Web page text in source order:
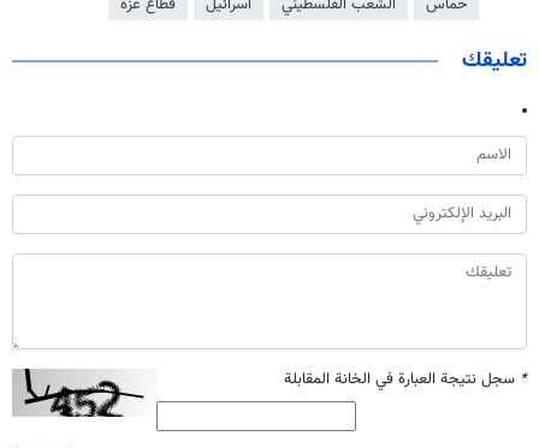
حماس الشعب الفلسطيني اسرائيل قطاع غزة
تعليقك
* سجل نتيجة العبارة في الخانة المقابلة